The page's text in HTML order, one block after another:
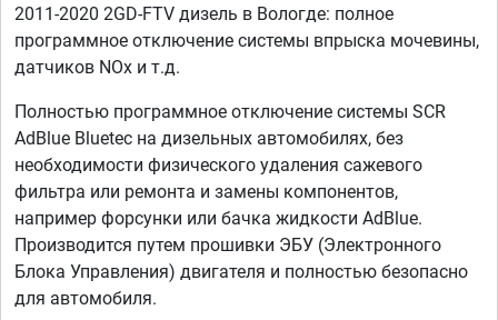
2011-2020 2GD-FTV дизель в Вологде: полное
программное отключение системы впрыска мочевины,
датчиков NOx и т.д.
Полностью программное отключение системы SCR
AdBlue Bluetec на дизельных автомобилях, без
необходимости физического удаления сажевого
фильтра или ремонта и замены компонентов,
например форсунки или бачка жидкости AdBlue.
Производится путем прошивки ЭБУ (Электронного
Блока Управления) двигателя и полностью безопасно
для автомобиля.